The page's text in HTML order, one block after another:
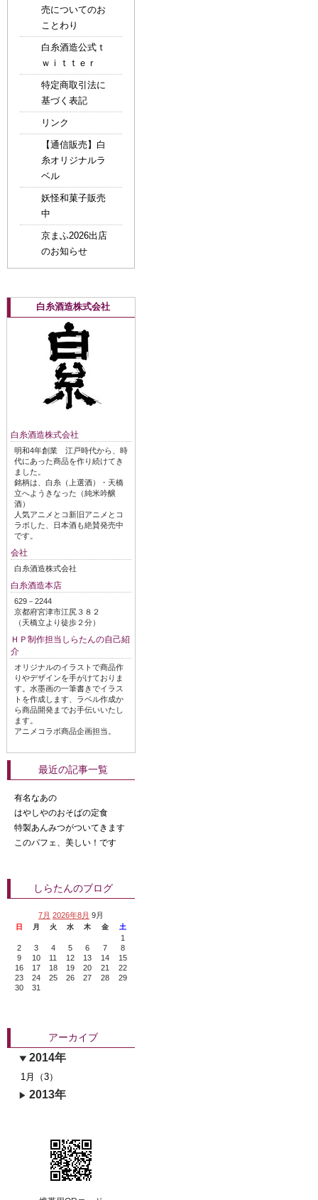
売についてのお
ことわり
白糸酒造公式ｔ
ｗｉｔｔｅｒ
特定商取引法に
基づく表記
リンク
【通信販売】白
糸オリジナルラ
ベル
妖怪和菓子販売
中
京まふ2026出店
のお知らせ
白糸酒造株式会社
白糸酒造株式会社
明和4年創業 江戸時代から、時
代にあった商品を作り続けてき
ました。
銘柄は、白糸（上選酒）・天橋
立へようきなった（純米吟醸
酒）
人気アニメとコ新旧アニメとコ
ラボした、日本酒も絶賛発売中
です。
会社
白糸酒造株式会社
白糸酒造本店
629－2244
京都府宮津市江尻３８２
（天橋立より徒歩２分）
ＨＰ制作担当しらたんの自己紹
介
オリジナルのイラストで商品作
りやデザインを手がけておりま
す。水墨画の一筆書きでイラス
トを作成します、ラベル作成か
ら商品開発までお手伝いいたし
ます。
アニメコラボ商品企画担当。
最近の記事一覧
有名なあの
はやしやのおそばの定食
特製あんみつがついてきます
このパフェ、美しい！です
しらたんのブログ
7月 2026年8月 9月
日 月 火 水 木 金 土
1
2
3 4 5 6 7
8
9
10 11 12 13 14
15
16
17 18 19 20 21
22
23
24 25 26 27 28
29
30
31
アーカイブ
2014年
1月（3）
2013年